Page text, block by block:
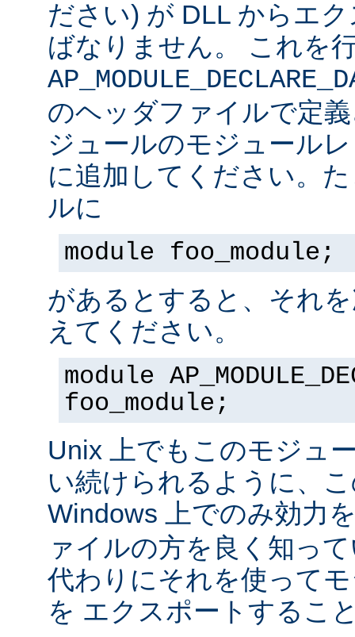
ださい) が DLL からエ
ばなりません。 これを
のヘッダファイルで定
ジュールのモジュール
に追加してください。
ルに
module foo_module;
があるとすると、それ
えてください。
module
foo_module;
Unix 上でもこのモジュ
い続けられるように、
Windows 上でのみ効力
ァイルの方を良く知っ
代わりにそれを使って
を エクスポートするこ